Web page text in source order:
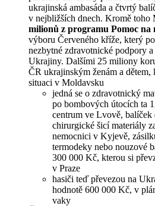
ukrajinská ambasáda a čtvrtý
v nejbližších dnech. Kromě toho
milionů z programu Pomoc na
výboru Červeného kříže, který
nezbytné zdravotnické podpory
Ukrajiny. Dalšími 25 miliony
ČR ukrajinským ženám a
situaci v Moldavsku
jedná se o zdravotnický
po bombových útocích ta
centrum ve Lvově, balíček
chirurgické šicí materiály
nemocnici v Kyjevě,
termodeky nebo nouzové
300 000 Kč, kterou si
v Praze
hasiči teď převezou na
hodnotě 600 000 Kč, v
vaky